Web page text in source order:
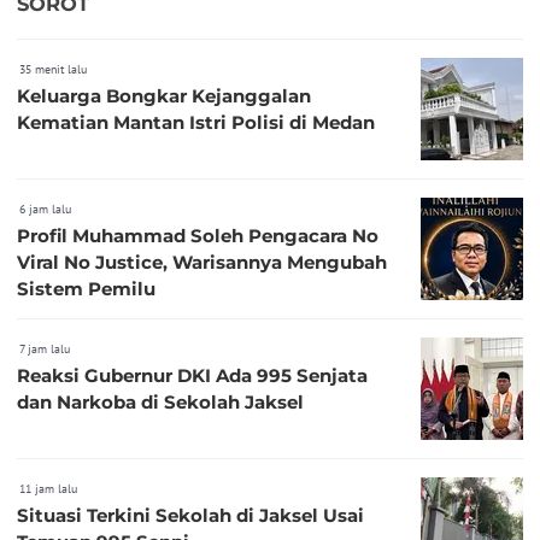
35 menit lalu
Keluarga Bongkar Kejanggalan
Kematian Mantan Istri Polisi di Medan
6 jam lalu
Profil Muhammad Soleh Pengacara No
Viral No Justice, Warisannya Mengubah
Sistem Pemilu
7 jam lalu
Reaksi Gubernur DKI Ada 995 Senjata
dan Narkoba di Sekolah Jaksel
11 jam lalu
Situasi Terkini Sekolah di Jaksel Usai